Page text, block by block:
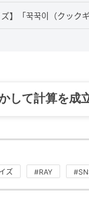
】「꾹꾹이（クック
して計算を成
ズ #RAY